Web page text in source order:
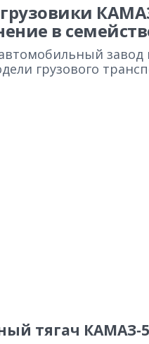
в
завод
грузового
тягач